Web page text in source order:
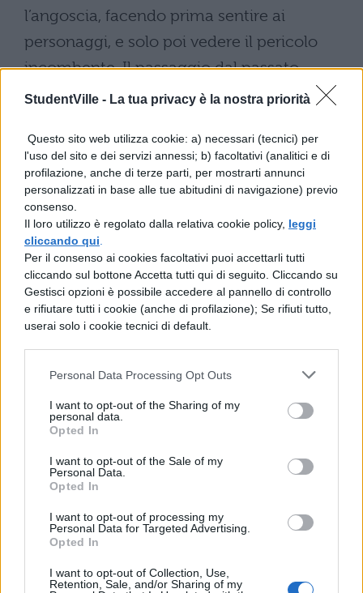
StudentVille - La tua privacy è la nostra priorità
Questo sito web utilizza cookie: a) necessari (tecnici) per
l'uso del sito e dei servizi annessi; b) facoltativi (analitici e di
profilazione, anche di terze parti, per mostrarti annunci
personalizzati in base alle tue abitudini di navigazione) previo
consenso.
Il loro utilizzo è regolato dalla relativa cookie policy, leggi
cliccando qui
Per il consenso ai cookies facoltativi puoi accettarli tutti
cliccando sul bottone Accetta tutti qui di seguito. Cliccando su
Gestisci opzioni è possibile accedere al pannello di controllo
e rifiutare tutti i cookie (anche di profilazione); Se rifiuti tutto,
userai solo i cookie tecnici di default.
Personal Data Processing Opt Outs
I want to opt-out of the Sharing of my
personal data.
Opted In
I want to opt-out of the Sale of my
Personal Data.
Opted In
I want to opt-out of processing my
Personal Data for Targeted Advertising.
Opted In
I want to opt-out of Collection, Use,
Retention, Sale, and/or Sharing of my
l’angoscia, facendo prima sentire ai
personaggi, e solo poi vedere il pericolo
incombente. Il passaggio dal passato
remoto al presente attualizza la scena
identifica con il personaggio.
IL TRADIMENTO DEL GRISO
In questa realtà sottosopra, i monatti si
comportano al contrario di come
dovrebbero, cioè come ladri e criminali; il
Griso, camuffato finora da fedel e
fidatissimo, si dimostra abominevole,
per essere solo lo sventurato Rodrigo, che i
monatti, uno per i piedi e l’altro per le
spalle, posano sur una barella come
miserabil peso da portar via.
BORTOLO
Il passo funge da snodo narrativo prima